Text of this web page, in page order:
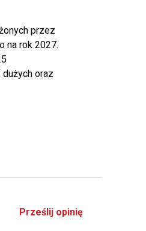
przez
na rok 2027.
oraz
Prześlij opinię